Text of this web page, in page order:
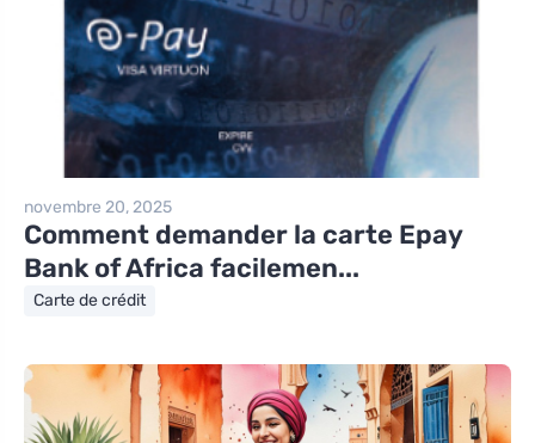
novembre 20, 2025
Comment demander la carte Epay
Bank of Africa facilemen...
Carte de crédit